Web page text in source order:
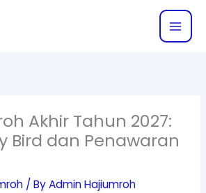
Akhir Tahun 2027:
Bird dan Penawaran
/ ByAdmin Hajiumroh